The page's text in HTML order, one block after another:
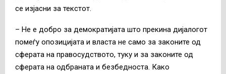
се изјасни за текстот.
– Не е добро за демократијата што прекина дијалогот
помеѓу опозицијата и власта не само за законите од
сферата на правосудството, туку и за законите од
сферата на одбраната и безбедноста. Како